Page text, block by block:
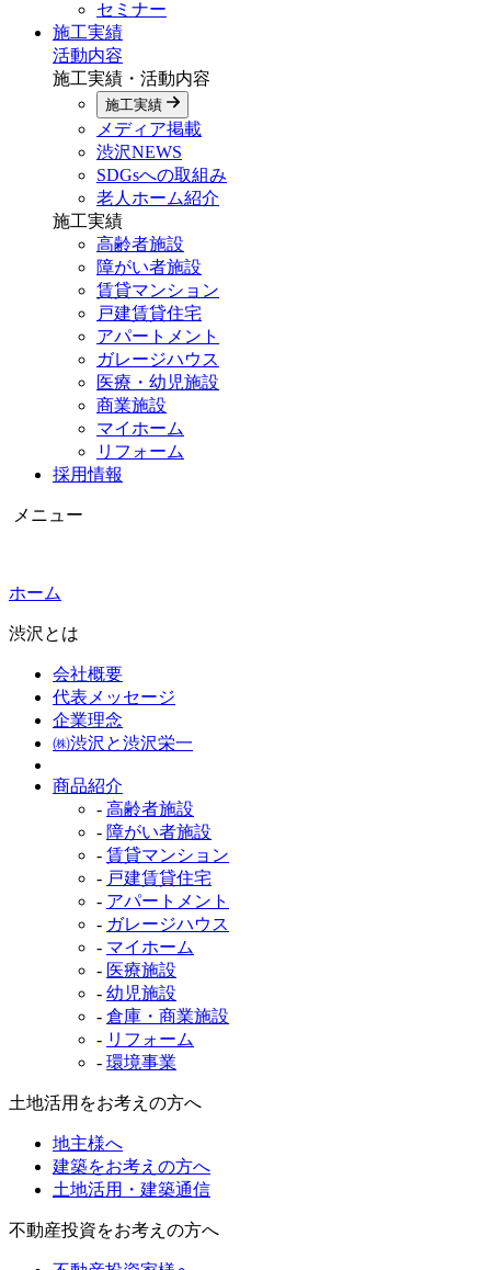
セミナー
施工実績
活動内容
施工実績・活動内容
施工実績
メディア掲載
渋沢NEWS
SDGsへの取組み
老人ホーム紹介
施工実績
高齢者施設
障がい者施設
賃貸マンション
戸建賃貸住宅
アパートメント
ガレージハウス
医療・幼児施設
商業施設
マイホーム
リフォーム
採用情報
メニュー
ホーム
渋沢とは
会社概要
代表メッセージ
企業理念
㈱渋沢と渋沢栄一
商品紹介
- 高齢者施設
- 障がい者施設
- 賃貸マンション
- 戸建賃貸住宅
- アパートメント
- ガレージハウス
- マイホーム
- 医療施設
- 幼児施設
- 倉庫・商業施設
- リフォーム
- 環境事業
土地活用をお考えの方へ
地主様へ
建築をお考えの方へ
土地活用・建築通信
不動産投資をお考えの方へ